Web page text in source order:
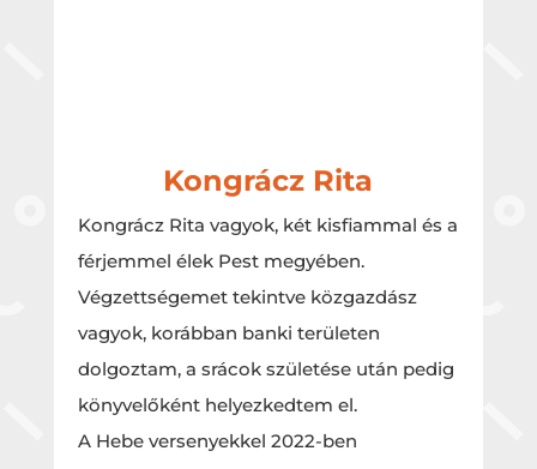
Kongrácz Rita
Kongrácz Rita vagyok, két kisfiammal és a
férjemmel élek Pest megyében.
Végzettségemet tekintve közgazdász
vagyok, korábban banki területen
dolgoztam, a srácok születése után pedig
könyvelőként helyezkedtem el.
A Hebe versenyekkel 2022-ben